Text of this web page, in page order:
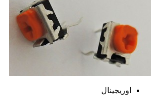
اوریجینال